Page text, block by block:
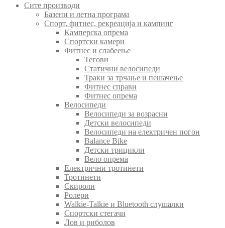
Сите производи
Базени и летна програма
Спорт, фитнес, рекреација и кампинг
Камперска опрема
Спортски камери
Фитнес и слабеење
Тегови
Статични велосипеди
Траки за трчање и пешачење
Фитнес справи
Фитнес опрема
Велосипеди
Велосипеди за возрасни
Детски велосипеди
Велосипеди на електричен погон
Balance Bike
Детски трицикли
Вело опрема
Електрични тротинети
Тротинети
Скироли
Ролери
Walkie-Talkie и Bluetooth слушалки
Спортски стегачи
Лов и риболов